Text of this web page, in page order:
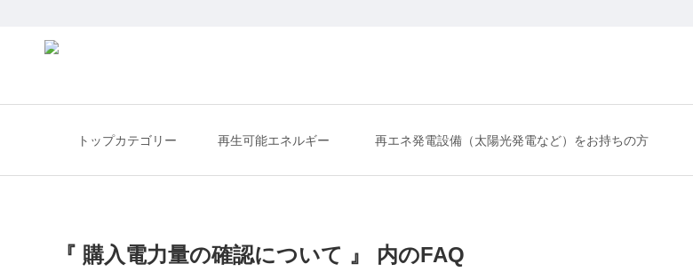
トップカテゴリー 再生可能エネルギー 再エネ発電設備（太陽光発電など）をお持ちの方
『 購入電力量の確認について 』 内のFAQ